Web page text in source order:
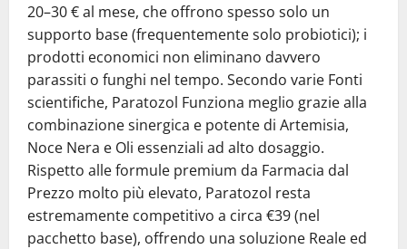
20–30 € al mese, che offrono spesso solo un
supporto base (frequentemente solo probiotici); i
prodotti economici non eliminano davvero
parassiti o funghi nel tempo. Secondo varie Fonti
scientifiche, Paratozol Funziona meglio grazie alla
combinazione sinergica e potente di Artemisia,
Noce Nera e Oli essenziali ad alto dosaggio.
Rispetto alle formule premium da Farmacia dal
Prezzo molto più elevato, Paratozol resta
estremamente competitivo a circa €39 (nel
pacchetto base), offrendo una soluzione Reale ed